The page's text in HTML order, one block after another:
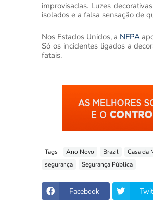
improvisadas. Luzes
isolados e a falsa sensação de
Nos Estados Unidos, a NFPA
Só os incidentes ligados a
fatais.
Tags Ano Novo Brazil Casa da
segurança
Segurança Pública
Facebook